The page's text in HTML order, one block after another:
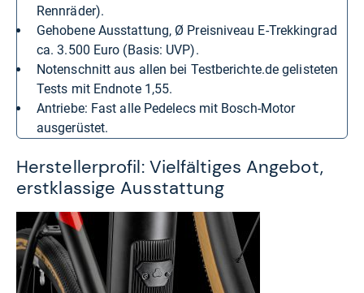
Rennräder).
Gehobene Ausstattung, Ø Preisniveau E-Trekkingrad
ca. 3.500 Euro (Basis: UVP).
Notenschnitt aus allen bei Testberichte.de gelisteten
Tests mit Endnote 1,55.
Antriebe: Fast alle Pedelecs mit Bosch-Motor
ausgerüstet.
Herstellerprofil: Vielfältiges Angebot,
erstklassige Ausstattung